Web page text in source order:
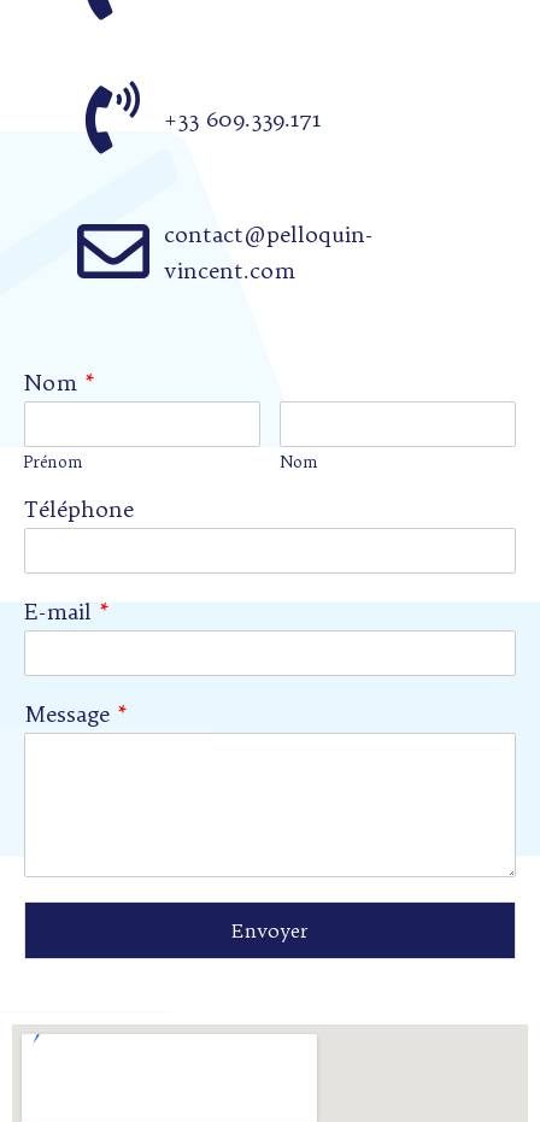
+33 609.339.171
contact@pelloquin-
vincent.com
Nom *
Prénom Nom
Téléphone
E-mail *
Message *
Envoyer